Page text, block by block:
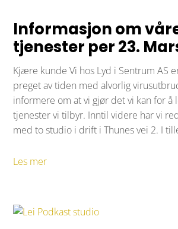
Informasjon om
tjenester per 23.
Kjære kunde Vi hos Lyd i Sentrum AS
preget av tiden med alvorlig
informere om at vi gjør det vi kan for å
tjenester vi tilbyr. Inntil videre har vi
med to studio i drift i Thunes vei 2. I
Les mer